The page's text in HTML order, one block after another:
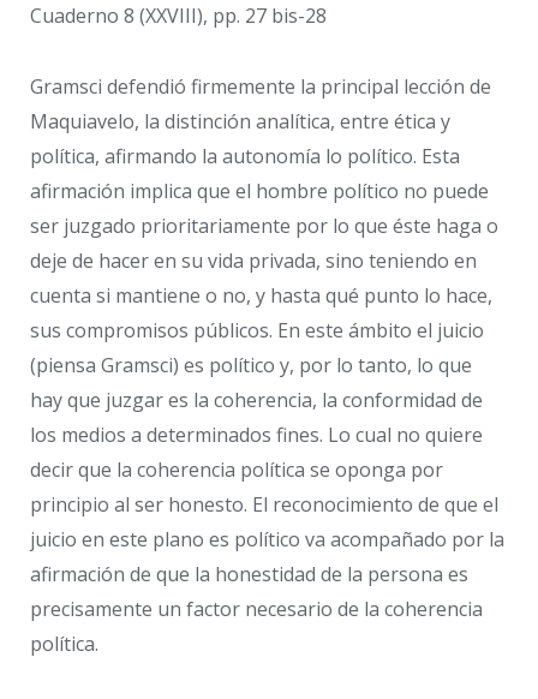
Cuaderno 8 (XXVIII), pp. 27 bis-28
Gramsci defendió firmemente la principal lección de
Maquiavelo, la distinción analítica, entre ética y
política, afirmando la autonomía lo político. Esta
afirmación implica que el hombre político no puede
ser juzgado prioritariamente por lo que éste haga o
deje de hacer en su vida privada, sino teniendo en
cuenta si mantiene o no, y hasta qué punto lo hace,
sus compromisos públicos. En este ámbito el juicio
(piensa Gramsci) es político y, por lo tanto, lo que
hay que juzgar es la coherencia, la conformidad de
los medios a determinados fines. Lo cual no quiere
decir que la coherencia política se oponga por
principio al ser honesto. El reconocimiento de que el
juicio en este plano es político va acompañado por la
afirmación de que la honestidad de la persona es
precisamente un factor necesario de la coherencia
política.